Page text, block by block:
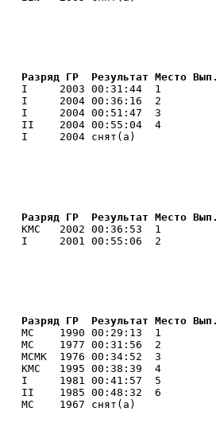
Разряд ГР  Результат Место Вып.
I     2003 00:31:44  1
I     2004 00:36:16  2
I     2004 00:51:47  3
II    2004 00:55:04  4
I     2004 снят(а)
Разряд ГР  Результат Место Вып.
КМС   2002 00:36:53  1
I     2001 00:55:06  2
Разряд ГР  Результат Место Вып.
МС    1990 00:29:13  1
МС    1977 00:31:56  2
МСМК  1976 00:34:52  3
КМС   1995 00:38:39  4
I     1981 00:41:57  5
II    1985 00:48:32  6
МС    1967 снят(а)